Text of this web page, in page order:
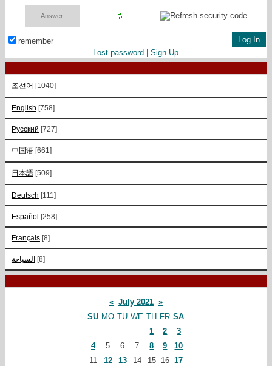
remember
Lost password |Sign Up
조선어 [1040]
English [758]
Русский [727]
中国语 [661]
日本語 [509]
Deutsch [111]
Español [258]
Français [8]
السياحة [8]
« July 2021 »
SU MO TU WE TH FR SA
1
2
3
4
5 6 7 8 9
10
11
12 13 14 15 16 17